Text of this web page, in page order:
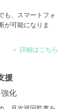
も、スマートフォ
が可能になりま
＞ 詳細はこちら
援
化